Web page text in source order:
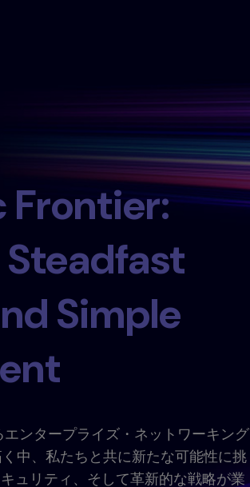
Frontier:
Simple
ンタープライズ・ネットワーキング
中、私たちと共に新たな可能性に挑
ュリティ、そして革新的な戦略が業